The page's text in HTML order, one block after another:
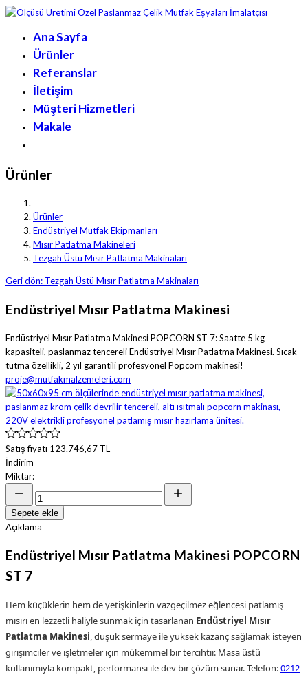
Ana Sayfa
Ürünler
Referanslar
İletişim
Müşteri Hizmetleri
Makale
Ürünler
Ürünler
Endüstriyel Mutfak Ekipmanları
Mısır Patlatma Makineleri
Tezgah Üstü Mısır Patlatma Makinaları
Geri dön: Tezgah Üstü Mısır Patlatma Makinaları
Endüstriyel Mısır Patlatma Makinesi
Endüstriyel Mısır Patlatma Makinesi POPCORN ST 7: Saatte 5 kg
kapasiteli, paslanmaz tencereli Endüstriyel Mısır Patlatma Makinesi. Sıcak
tutma özellikli, 2 yıl garantili profesyonel Popcorn makinesi!
proje@mutfakmalzemeleri.com
Satış fiyatı 123.746,67 TL
İndirim
Miktar:
Sepete ekle
Açıklama
Endüstriyel Mısır Patlatma Makinesi POPCORN
ST 7
Hem küçüklerin hem de yetişkinlerin vazgeçilmez eğlencesi patlamış
mısırı en lezzetli haliyle sunmak için tasarlanan Endüstriyel Mısır
Patlatma Makinesi, düşük sermaye ile yüksek kazanç sağlamak isteyen
girişimciler ve işletmeler için mükemmel bir tercihtir. Masa üstü
kullanımıyla kompakt, performansı ile dev bir çözüm sunar. Telefon:0212